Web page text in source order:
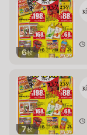
6枚
7枚